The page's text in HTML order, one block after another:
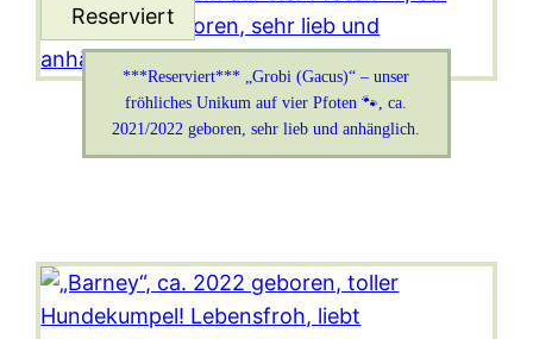
***Reserviert*** „Grobi (Gacus)“ – unser
fröhliches Unikum auf vier Pfoten 🐾, ca.
2021/2022 geboren, sehr lieb und anhänglich.